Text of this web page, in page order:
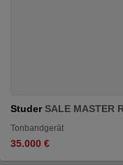
StuderSALE MASTER
Tonbandgerät
35.000 €